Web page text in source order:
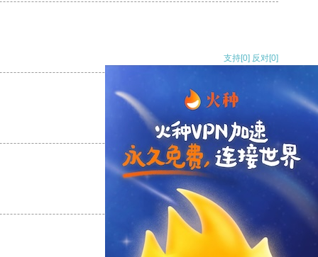
支持[0] 反对[0]
支持[0] 反对
支持